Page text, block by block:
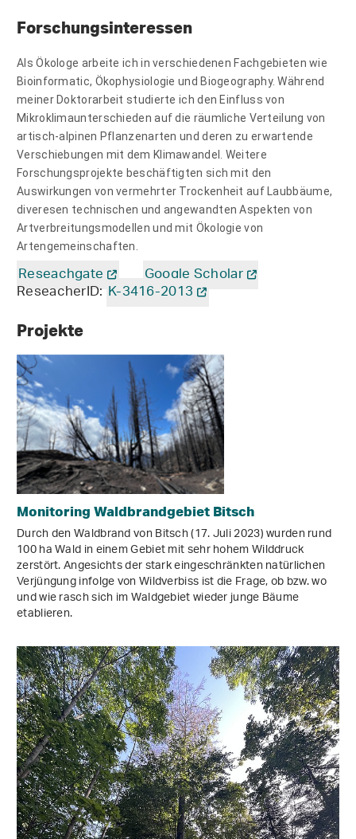
Forschungsinteressen
Als Ökologe arbeite ich in verschiedenen Fachgebieten wie
Bioinformatic, Ökophysiologie und Biogeography. Während
meiner Doktorarbeit studierte ich den Einfluss von
Mikroklimaunterschieden auf die räumliche Verteilung von
artisch-alpinen Pflanzenarten und deren zu erwartende
Verschiebungen mit dem Klimawandel. Weitere
Forschungsprojekte beschäftigten sich mit den
Auswirkungen von vermehrter Trockenheit auf Laubbäume,
diveresen technischen und angewandten Aspekten von
Artverbreitungsmodellen und mit Ökologie von
Artengemeinschaften.
Reseachgate Google Scholar
ReseacherID: K-3416-2013
Projekte
Monitoring Waldbrandgebiet Bitsch
Durch den Waldbrand von Bitsch (17. Juli 2023) wurden rund
100 ha Wald in einem Gebiet mit sehr hohem Wilddruck
zerstört. Angesichts der stark eingeschränkten natürlichen
Verjüngung infolge von Wildverbiss ist die Frage, ob bzw. wo
und wie rasch sich im Waldgebiet wieder junge Bäume
etablieren.